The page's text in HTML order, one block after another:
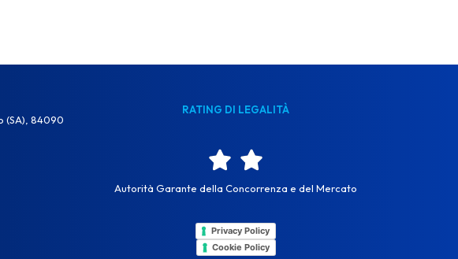
(SA), 84090
RATING DI LEGALITÀ
Autorità Garante della Concorrenza e del Mercato
Privacy Policy
Cookie Policy